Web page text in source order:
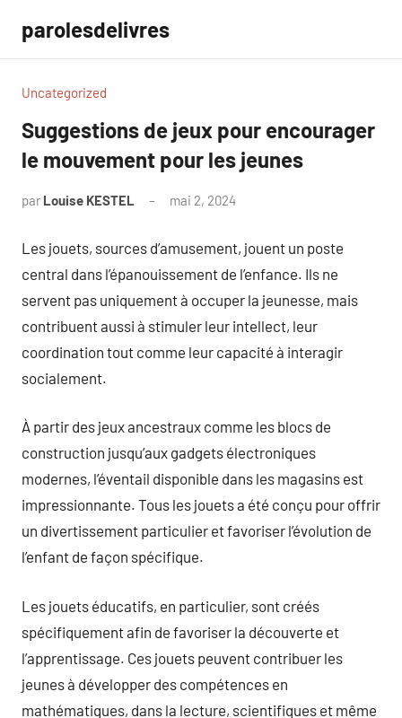
contenu
parolesdelivres
Uncategorized
Suggestions de jeux pour encourager
le mouvement pour les jeunes
par Louise KESTEL mai 2, 2024
Les jouets, sources d’amusement, jouent un poste
central dans l’épanouissement de l’enfance. Ils ne
servent pas uniquement à occuper la jeunesse, mais
contribuent aussi à stimuler leur intellect, leur
coordination tout comme leur capacité à interagir
socialement.
À partir des jeux ancestraux comme les blocs de
construction jusqu’aux gadgets électroniques
modernes, l’éventail disponible dans les magasins est
impressionnante. Tous les jouets a été conçu pour offrir
un divertissement particulier et favoriser l’évolution de
l’enfant de façon spécifique.
Les jouets éducatifs, en particulier, sont créés
spécifiquement afin de favoriser la découverte et
l’apprentissage. Ces jouets peuvent contribuer les
jeunes à développer des compétences en
mathématiques, dans la lecture, scientifiques et même